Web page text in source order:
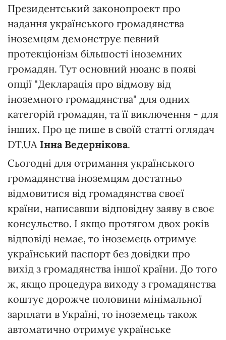
Президентський законопроект про
надання українського громадянства
іноземцям демонструє певний
протекціонізм більшості іноземних
громадян. Тут основний нюанс в появі
опції "Декларація про відмову від
іноземного громадянства" для одних
категорій громадян, та її виключення - для
інших. Про це пише в своїй статті оглядач
DT.UA Інна Ведернікова.
Сьогодні для отримання українського
громадянства іноземцям достатньо
відмовитися від громадянства своєї
країни, написавши відповідну заяву в своє
консульство. І якщо протягом двох років
відповіді немає, то іноземець отримує
український паспорт без довідки про
вихід з громадянства іншої країни. До того
ж, якщо процедура виходу з громадянства
коштує дорожче половини мінімальної
зарплати в Україні, то іноземець також
автоматично отримує українське